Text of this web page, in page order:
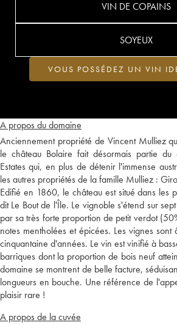
A propos du domaine
Anciennement propriété de Vincent Mulliez
le château Bolaire fait désormais partie
Estates qui, en plus de détenir l'immense
les autres propriétés de la famille Mulliez :
Edifié en 1860, le château est situé dans les
dit Le Bout de l'Île. Le vignoble s'étend sur
par sa très forte proportion de petit verdot
notes mentholées et épicées. Les vignes
cinquantaine d'années. Le vin est vinifié à
barriques dont la proportion de bois neuf
domaine se montrent de belle facture,
longueurs en bouche. Une référence de
plaisir rare !
A propos de la cuvée
VIN DE COPAINS
SOYEUX
VOUS POSSÉDEZ UN VIN